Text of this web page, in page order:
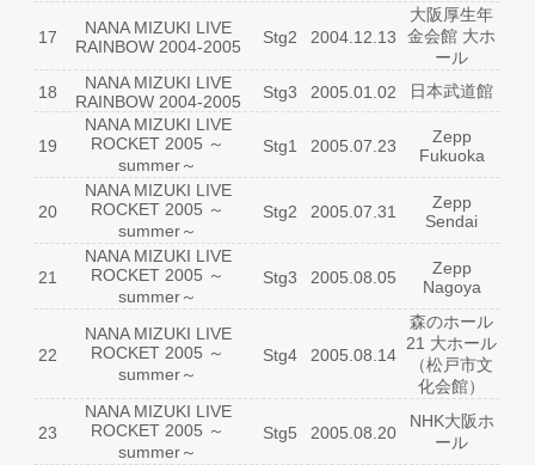
17
NANA MIZUKI LIVE
RAINBOW 2004-2005
Stg2 2004.12.13
大阪厚生年
金会館 大ホ
ール
18
NANA MIZUKI LIVE
RAINBOW 2004-2005
Stg3 2005.01.02 日本武道館
19
NANA MIZUKI LIVE
ROCKET 2005 ～
summer～
Stg1 2005.07.23
Zepp
Fukuoka
20
NANA MIZUKI LIVE
ROCKET 2005 ～
summer～
Stg2 2005.07.31
Zepp
Sendai
21
NANA MIZUKI LIVE
ROCKET 2005 ～
summer～
Stg3 2005.08.05
Zepp
Nagoya
22
NANA MIZUKI LIVE
ROCKET 2005 ～
summer～
Stg4 2005.08.14
森のホール
21 大ホール
（松戸市文
化会館）
23
NANA MIZUKI LIVE
ROCKET 2005 ～
summer～
Stg5 2005.08.20
NHK大阪ホ
ール